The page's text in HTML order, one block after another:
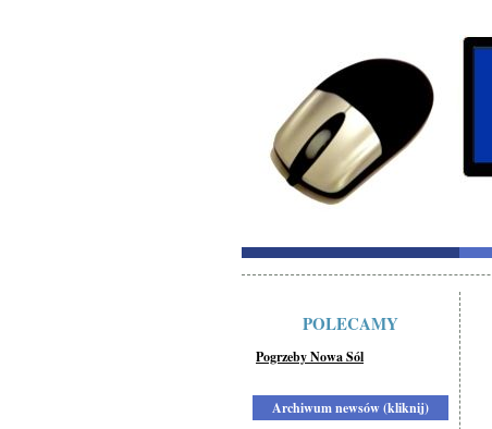
POLECAMY
Pogrzeby Nowa Sól
Archiwum newsów (kliknij)